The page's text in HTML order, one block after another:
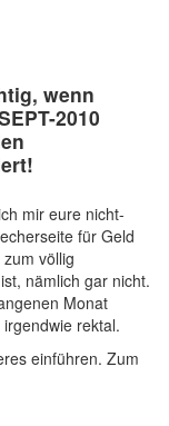
wenn
2010
mir eure nicht-
für Geld
völlig
nämlich gar nicht.
Monat
rektal.
einführen. Zum